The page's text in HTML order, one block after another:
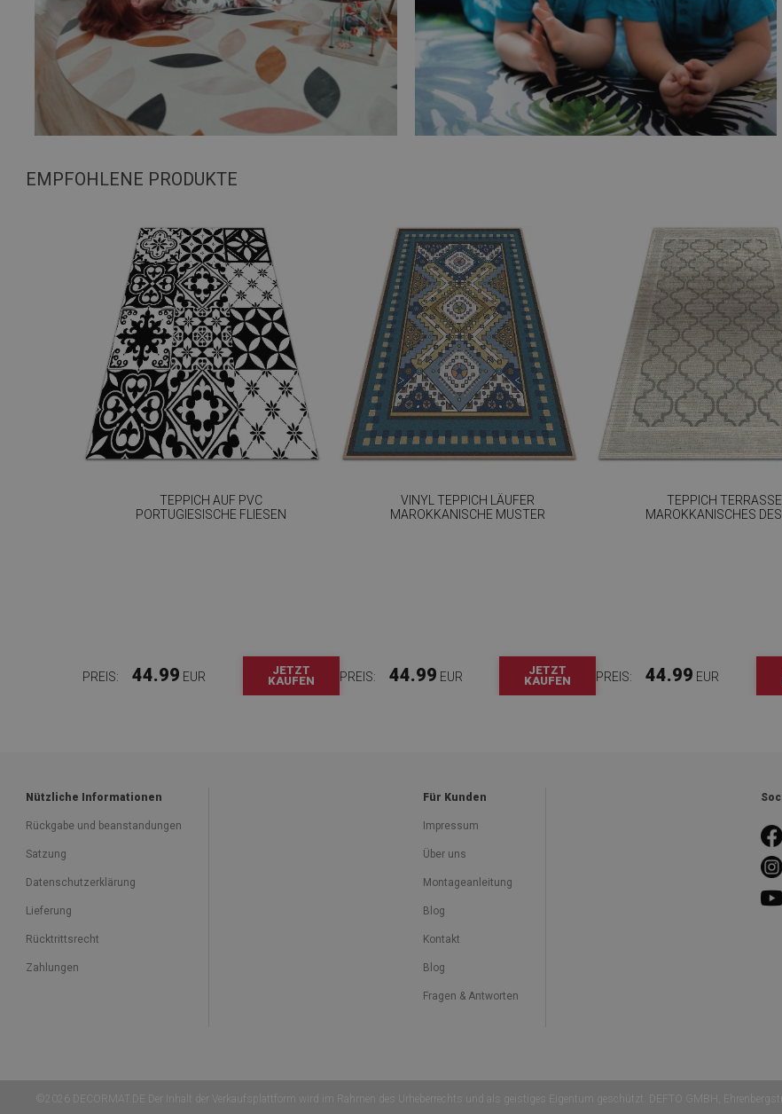
EMPFOHLENE PRODUKTE
TEPPICH AUF PVC
PORTUGIESISCHE FLIESEN
PREIS: 44.99 EUR
JETZT
KAUFEN
VINYL TEPPICH LÄUFER
MAROKKANISCHE MUSTER
PREIS: 44.99 EUR
JETZT
KAUFEN
TEPPICH TERRASSE
MAROKKANISCHES
PREIS: 44.99 EUR
Nützliche Informationen
Rückgabe und beanstandungen
Satzung
Datenschutzerklärung
Lieferung
Rücktrittsrecht
Zahlungen
Für Kunden
Impressum
Über uns
Montageanleitung
Blog
Kontakt
Blog
Fragen & Antworten
©2026 DECORMAT.DE Der Inhalt der Verkaufsplattform wird im Rahmen des Urheberrechts und als geistiges Eigentum geschützt. DEFTO GMBH,